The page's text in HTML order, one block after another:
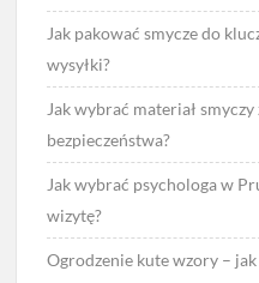
Jak pakować smycze do
wysyłki?
Jak wybrać materiał
bezpieczeństwa?
Jak wybrać psychologa w
wizytę?
Ogrodzenie kute wzory –